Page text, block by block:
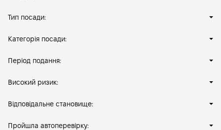
Тип посади:
Категорія посади:
Період подання:
Високий ризик:
Відповідальне становище:
Пройшла автоперевірку: